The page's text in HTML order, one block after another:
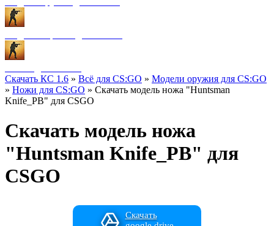
Скачать КС 1.6 » Всё для CS:GO » Модели оружия для CS:GO
» Ножи для CS:GO » Скачать модель ножа "Huntsman
Knife_PB" для CSGO
Скачать модель ножа
"Huntsman Knife_PB" для
CSGO
Скачать